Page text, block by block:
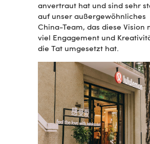
anvertraut hat und sind sehr
auf unser außergewöhnliches
China-Team, das diese Vision
viel Engagement und
die Tat umgesetzt hat.